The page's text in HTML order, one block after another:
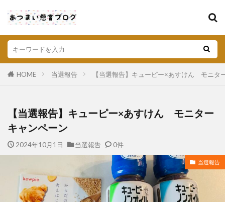
HOME 当選報告 【当選報告】キューピー×あすけん モニタ
【当選報告】キューピー×あすけん モニター
キャンペーン
2024年10月1日 当選報告 0件
当選報告